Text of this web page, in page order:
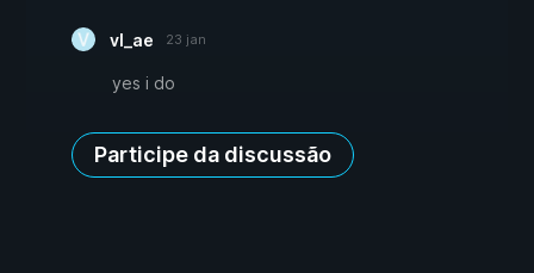
vl_ae 23 jan
yes i do
Participe da discussão